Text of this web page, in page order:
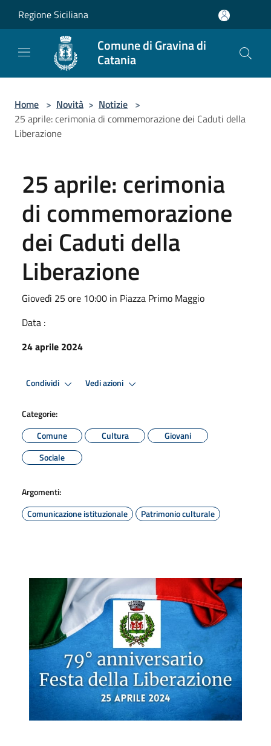
Regione Siciliana
Comune di Gravina di
Catania
Home > Novità > Notizie >
25 aprile: cerimonia di commemorazione dei Caduti della
Liberazione
25 aprile: cerimonia
di commemorazione
dei Caduti della
Liberazione
Giovedì 25 ore 10:00 in Piazza Primo Maggio
Data :
24 aprile 2024
Condividi Vedi azioni
Categorie:
Comune
Cultura
Giovani
Sociale
Argomenti:
Comunicazione istituzionale
Patrimonio culturale